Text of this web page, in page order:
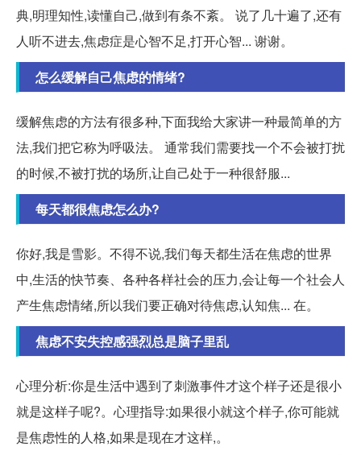
典,明理知性,读懂自己,做到有条不紊。 说了几十遍了,还有
人听不进去,焦虑症是心智不足,打开心智... 谢谢。
怎么缓解自己焦虑的情绪?
缓解焦虑的方法有很多种,下面我给大家讲一种最简单的方
法,我们把它称为呼吸法。 通常我们需要找一个不会被打扰
的时候,不被打扰的场所,让自己处于一种很舒服...
每天都很焦虑怎么办?
你好,我是雪影。不得不说,我们每天都生活在焦虑的世界
中,生活的快节奏、各种各样社会的压力,会让每一个社会人
产生焦虑情绪,所以我们要正确对待焦虑,认知焦... 在。
焦虑不安失控感强烈总是脑子里乱
心理分析:你是生活中遇到了刺激事件才这个样子还是很小
就是这样子呢?。心理指导:如果很小就这个样子,你可能就
是焦虑性的人格,如果是现在才这样,。